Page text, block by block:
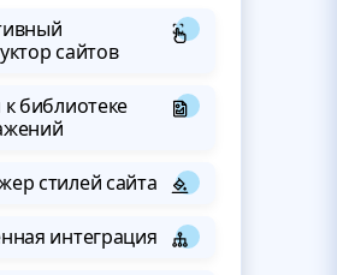
сайтов
к библиотеке
стилей сайта
интеграция